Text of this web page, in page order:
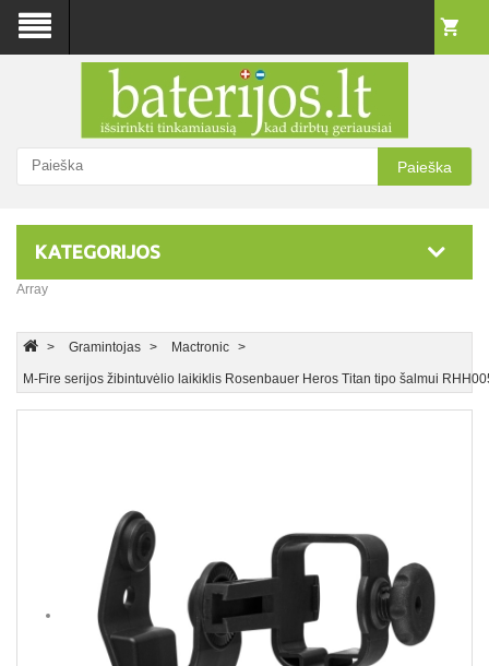
Paieška
KATEGORIJOS
Array
Gramintojas Mactronic
M-Fire serijos žibintuvėlio laikiklis Rosenbauer Heros Titan tipo šalmui